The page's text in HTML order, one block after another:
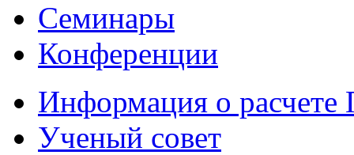
Семинары
Конференции
Информация о
Ученый совет